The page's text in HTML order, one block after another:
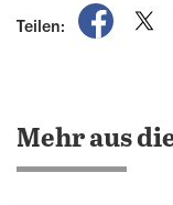
Teilen:
auf
Mehr aus